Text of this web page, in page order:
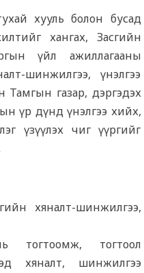
хууль болон бусад
хангах, Засгийн
үйл ажиллагааны
шинжилгээ, үнэлгээ
Тамгын газар, дэргэдэх
үр дүнд үнэлгээ хийх,
үзүүлэх чиг үүргийг
хяналт-шинжилгээ,
тогтоомж, тогтоол
хяналт, шинжилгээ